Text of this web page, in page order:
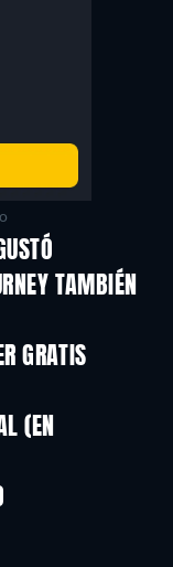
TAMBIÉN
GRATIS
TV
(EN